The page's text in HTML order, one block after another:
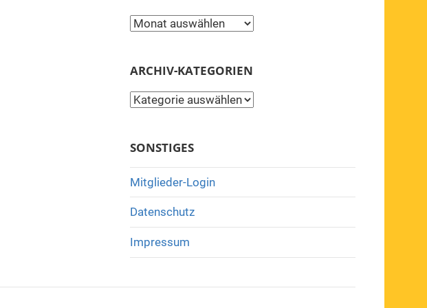
Archiv
ARCHIV-KATEGORIEN
Archiv-
SONSTIGES
Mitglieder-Login
Datenschutz
Impressum